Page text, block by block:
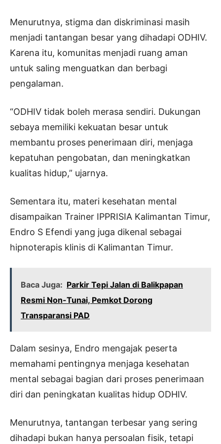
Menurutnya, stigma dan diskriminasi masih
menjadi tantangan besar yang dihadapi ODHIV.
Karena itu, komunitas menjadi ruang aman
untuk saling menguatkan dan berbagi
pengalaman.
“ODHIV tidak boleh merasa sendiri. Dukungan
sebaya memiliki kekuatan besar untuk
membantu proses penerimaan diri, menjaga
kepatuhan pengobatan, dan meningkatkan
kualitas hidup,” ujarnya.
Sementara itu, materi kesehatan mental
disampaikan Trainer IPPRISIA Kalimantan Timur,
Endro S Efendi yang juga dikenal sebagai
hipnoterapis klinis di Kalimantan Timur.
Baca Juga: Parkir Tepi Jalan di Balikpapan
Resmi Non-Tunai, Pemkot Dorong
Transparansi PAD
Dalam sesinya, Endro mengajak peserta
memahami pentingnya menjaga kesehatan
mental sebagai bagian dari proses penerimaan
diri dan peningkatan kualitas hidup ODHIV.
Menurutnya, tantangan terbesar yang sering
dihadapi bukan hanya persoalan fisik, tetapi